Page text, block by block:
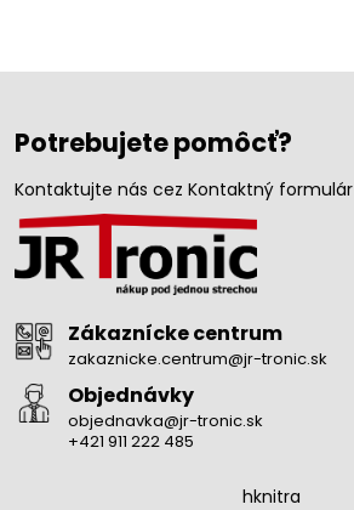
Potrebujete pomôcť?
Kontaktujte nás cez Kontaktný formulár
Zákaznícke centrum
zakaznicke.centrum@jr-tronic.sk
Objednávky
objednavka@jr-tronic.sk
+421 911 222 485
hknitra